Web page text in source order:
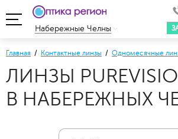
Набережные Челны
Главная / Контактные линзы / Одномесячные
ЛИНЗЫ
В НАБЕРЕЖНЫХ